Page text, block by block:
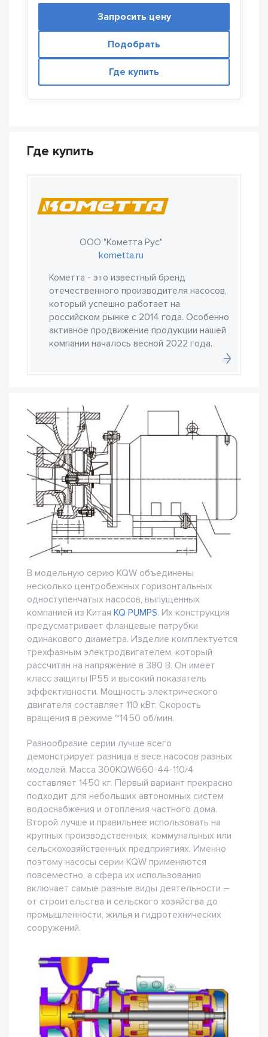
Запросить цену
Подобрать
Где купить
Где купить
ООО "Кометта Рус"
kometta.ru
Кометта - это известный бренд
отечественного производителя насосов,
который успешно работает на
российском рынке с 2014 года. Особенно
активное продвижение продукции нашей
компании началось весной 2022 года.
В модельную серию KQW объединены
несколько центробежных горизонтальных
одноступенчатых насосов, выпущенных
компанией из Китая KQ PUMPS. Их конструкция
предусматривает фланцевые патрубки
одинакового диаметра. Изделие комплектуется
трехфазным электродвигателем, который
рассчитан на напряжение в 380 В. Он имеет
класс защиты IP55 и высокий показатель
эффективности. Мощность электрического
двигателя составляет 110 кВт. Скорость
вращения в режиме ~1450 об/мин.
Разнообразие серии лучше всего
демонстрирует разница в весе насосов разных
моделей. Масса 300KQW660-44-110/4
составляет 1450 кг. Первый вариант прекрасно
подходит для небольших автономных систем
водоснабжения и отопления частного дома.
Второй лучше и правильнее использовать на
крупных производственных, коммунальных или
сельскохозяйственных предприятиях. Именно
поэтому насосы серии KQW применяются
повсеместно, а сфера их использования
включает самые разные виды деятельности –
от строительства и сельского хозяйства до
промышленности, жилья и гидротехнических
сооружений.